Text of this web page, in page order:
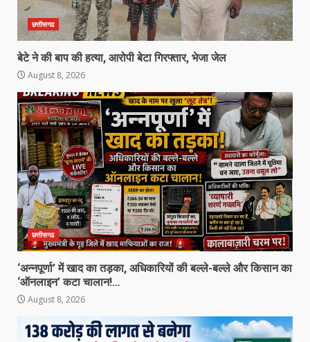
छत्तीसगढ
बेटे ने की बाप की हत्या, आरोपी बेटा गिरफ्तार, भेजा जेल
August 8, 2026
छत्तीसगढ
‘अन्नपूर्णा’ में खाद का तड़का, अधिकारियों की बल्ले-बल्ले और किसान का
‘ऑनलाइन’ कटा चालान!…
August 8, 2026